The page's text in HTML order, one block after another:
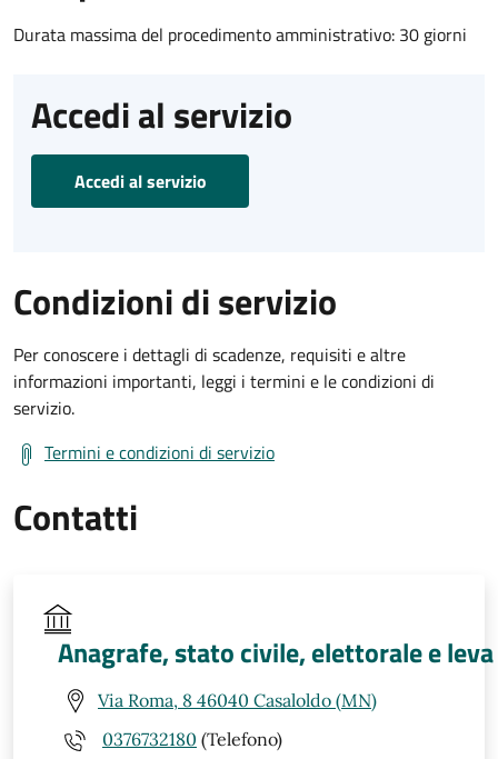
Durata massima del procedimento amministrativo: 30 giorni
Accedi al servizio
Accedi al servizio
Condizioni di servizio
Per conoscere i dettagli di scadenze, requisiti e altre
informazioni importanti, leggi i termini e le condizioni di
servizio.
Termini e condizioni di servizio
Contatti
Anagrafe, stato civile, elettorale e leva
Via Roma, 8 46040 Casaloldo (MN)
0376732180 (Telefono)